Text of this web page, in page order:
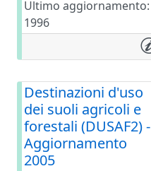
Ultimo aggiornamento:
1996
Destinazioni d'uso
dei suoli agricoli e
forestali (DUSAF2) -
Aggiornamento
2005